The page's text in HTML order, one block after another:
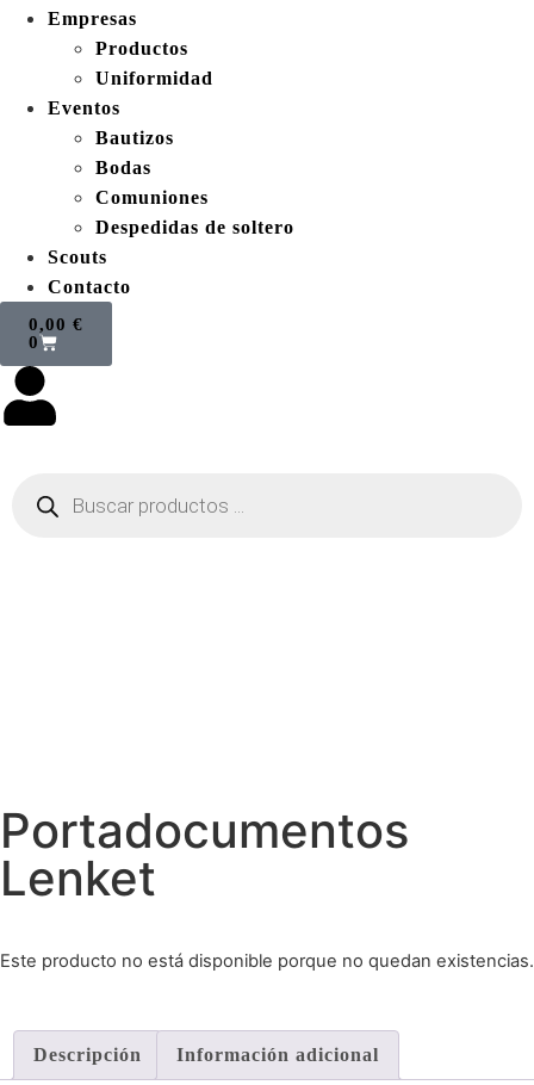
Empresas
Productos
Uniformidad
Eventos
Bautizos
Bodas
Comuniones
Despedidas de soltero
Scouts
Contacto
0,00 €
0
Portadocumentos
Lenket
Este producto no está disponible porque no quedan existencias.
Descripción Información adicional